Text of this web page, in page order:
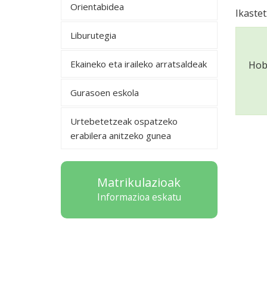
Orientabidea
Liburutegia
Ekaineko eta iraileko arratsaldeak
Gurasoen eskola
Urtebetetzeak ospatzeko
erabilera anitzeko gunea
Matrikulazioak
Informazioa eskatu